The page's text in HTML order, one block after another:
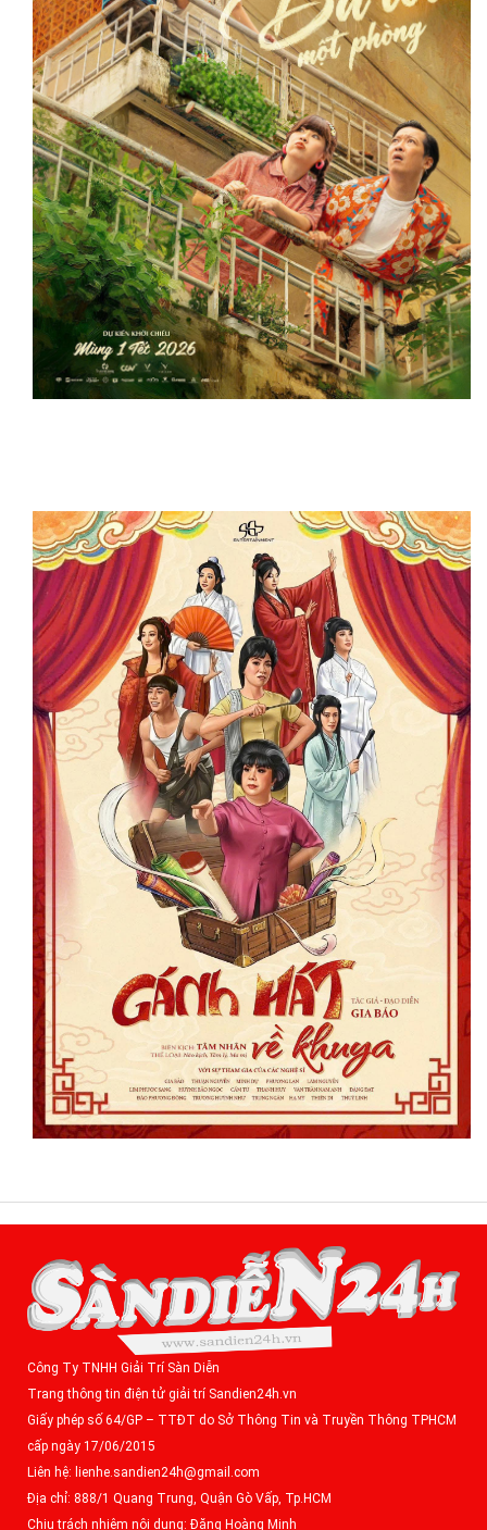
Công Ty TNHH Giải Trí Sàn Diễn
Trang thông tin điện tử giải trí Sandien24h.vn
Giấy phép số 64/GP – TTĐT do Sở Thông Tin và Truyền Thông TPHCM
cấp ngày 17/06/2015
Liên hệ: lienhe.sandien24h@gmail.com
Địa chỉ: 888/1 Quang Trung, Quận Gò Vấp, Tp.HCM
Chịu trách nhiệm nội dung: Đặng Hoàng Minh